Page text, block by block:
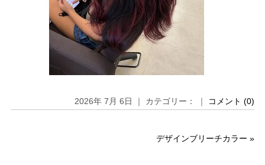
2026年 7月 6日 ｜ カテゴリー： ｜ コメント (0)
デザインブリーチカラー »